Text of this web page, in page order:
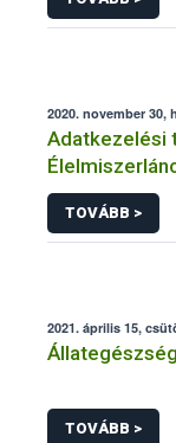
2020. november 30,
Adatkezelési
Rendszerben
témakörben
TOVÁBB >
2021. április 15,
TOVÁBB >